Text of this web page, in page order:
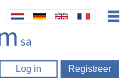
Log in Registreer